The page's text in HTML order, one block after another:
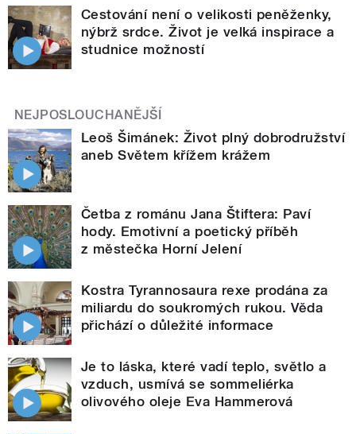
Cestování není o velikosti peněženky,
nýbrž srdce. Život je velká inspirace a
studnice možností
NEJPOSLOUCHANĚJŠÍ
Leoš Šimánek: Život plný dobrodružství
aneb Světem křížem krážem
Četba z románu Jana Štiftera: Paví
hody. Emotivní a poetický příběh
z městečka Horní Jelení
Kostra Tyrannosaura rexe prodána za
miliardu do soukromých rukou. Věda
přichází o důležité informace
Je to láska, které vadí teplo, světlo a
vzduch, usmívá se sommeliérka
olivového oleje Eva Hammerová